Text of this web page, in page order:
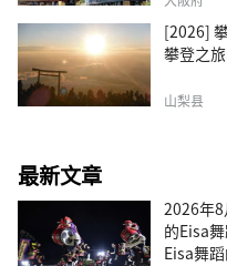
[2026]
攀登之旅
山梨县
最新文章
2026年
的Eisa
Eisa舞蹈